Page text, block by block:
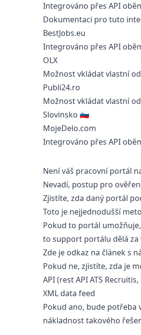
Integrováno přes API
Dokumentaci pro tuto
BestJobs.eu
Integrováno přes API
OLX
Možnost vkládat vlastní
Publi24.ro
Možnost vkládat vlastní
Slovinsko 🇸🇮
MojeDelo.com
Integrováno přes API
Není váš pracovní portál
Nevadí, postup pro
Zjistíte, zda daný portál
Toto je nejjednodušší
Pokud to portál
to support portálu dělá za
Zde je odkaz na článek s
Pokud ne, zjistíte, zda je
API (rest API ATS
XML data feed
Pokud ano, bude potřeba
nákladnost takového